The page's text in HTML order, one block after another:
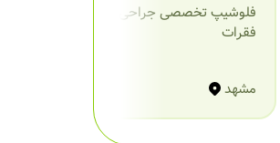
فلوشیپ تخصصی جراحی ستون
فقرات
مشهد